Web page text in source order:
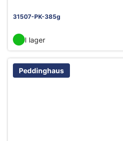
31507-PK-385g
I lager
Peddinghaus